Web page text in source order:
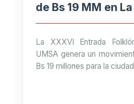
de Bs 19 MM en
La XXXVI Entrada
UMSA genera un
Bs 19 millones para la